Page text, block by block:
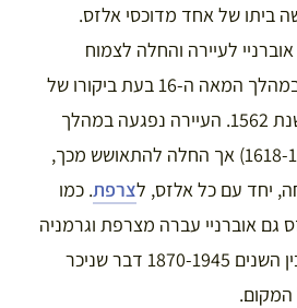
ביתו של אחד מדוכסי אלזס.
הכפר אוברניי לעיירה והחלה לצמוח
במהירות. לשיאה הגיע במהלך המאה ה-16 בעת ביקורו של
הקיסר פרדיננד ה-1 בשנת 1562. העיירה נפגעה במהלך
מלחמת 30 השנה (1618-1648) אך החלה להתאושש מכך,
צרפת. כמו
גם אוברניי עברה מצרפת וגרמניה
ובחזרה מספר פעמים בין השנים 1870-1945 דבר שניכר
המקום.